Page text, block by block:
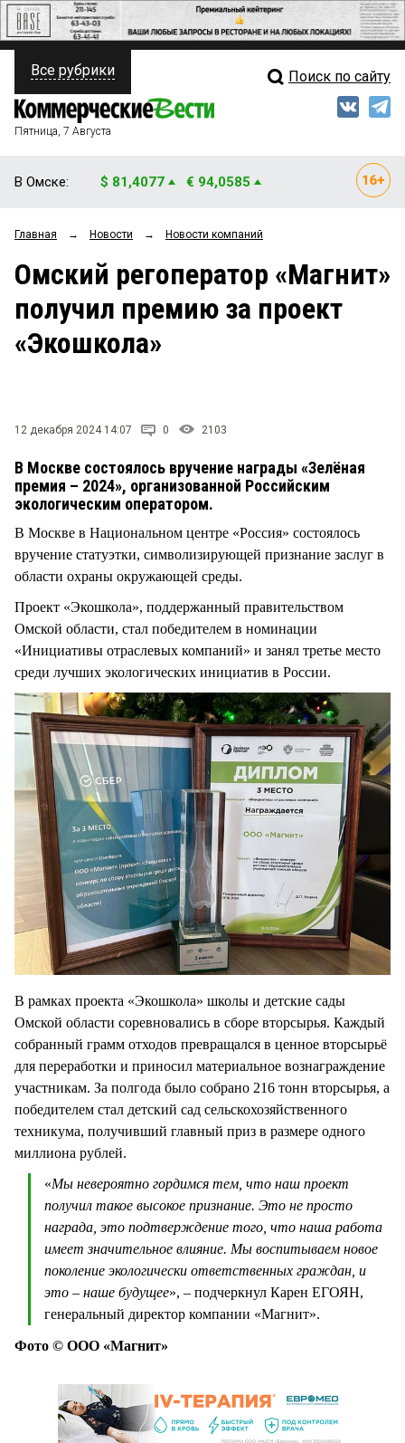
ПОЛИТИКА
ФИНАНСЫ
ОБЩЕСТВО
ЗАКОН
НОВОСТИ КОМПАНИЙ
Свежий выпуск
Мнения
Рейтинги
Блоги
Все рубрики Поиск по сайту
Пятница, 7 Августа
В Омске: $ 81,4077 € 94,0585
Главная → Новости → Новости компаний
Омский регоператор «Магнит»
получил премию за проект
«Экошкола»
12 декабря 2024 14:07 0 2103
В Москве состоялось вручение награды «Зелёная
премия – 2024», организованной Российским
экологическим оператором.
В Москве в Национальном центре «Россия» состоялось
вручение статуэтки, символизирующей признание заслуг в
области охраны окружающей среды.
Проект «Экошкола», поддержанный правительством
Омской области, стал победителем в номинации
«Инициативы отраслевых компаний» и занял третье место
среди лучших экологических инициатив в России.
В рамках проекта «Экошкола» школы и детские сады
Омской области соревновались в сборе вторсырья. Каждый
собранный грамм отходов превращался в ценное вторсырьё
для переработки и приносил материальное вознаграждение
участникам. За полгода было собрано 216 тонн вторсырья, а
победителем стал детский сад сельскохозяйственного
техникума, получивший главный приз в размере одного
миллиона рублей.
«Мы невероятно гордимся тем, что наш проект
получил такое высокое признание. Это не просто
награда, это подтверждение того, что наша работа
имеет значительное влияние. Мы воспитываем новое
поколение экологически ответственных граждан, и
это – наше будущее», – подчеркнул Карен ЕГОЯН,
генеральный директор компании «Магнит».
Фото © ООО «Магнит»